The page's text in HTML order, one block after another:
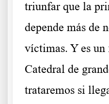
triunfar que la
depende más de
víctimas. Y es un
Catedral de
trataremos si